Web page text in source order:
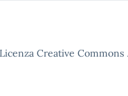
Creative